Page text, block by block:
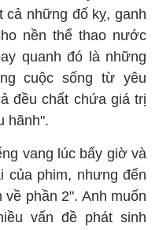
cả những đố kỵ, ganh
nền thể thao nước
quanh đó là những
cuộc sống từ yêu
đều chất chứa giá trị
hãnh".
vang lúc bấy giờ và
của phim, nhưng đến
về phần 2". Anh muốn
vấn đề phát sinh